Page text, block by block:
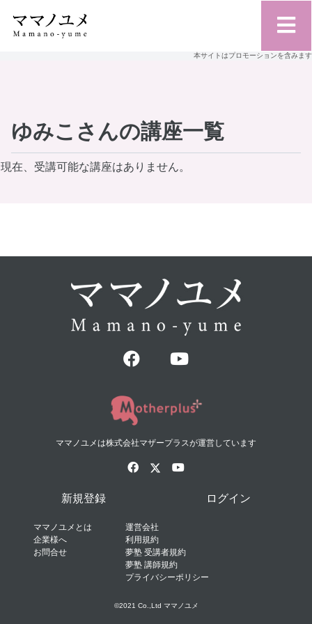
本サイトはプロモーションを含みます
ゆみこさんの講座一覧
現在、受講可能な講座はありません。
ママノユメは株式会社マザープラスが運営しています
新規登録 ログイン
ママノユメとは
企業様へ
お問合せ
運営会社
利用規約
夢塾 受講者規約
夢塾 講師規約
プライバシーポリシー
©2021 Co.,Ltd ママノユメ